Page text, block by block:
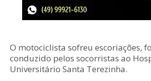
O motociclista sofreu escoriações,
conduzido pelos socorristas ao
Universitário Santa Terezinha.